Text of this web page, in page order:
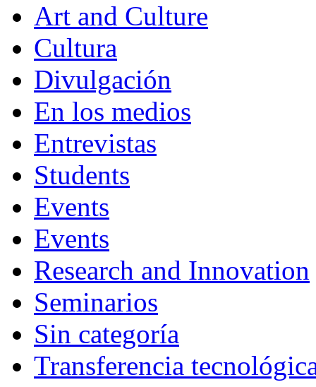
Art and Culture
Cultura
Divulgación
En los medios
Entrevistas
Students
Events
Events
Research and Innovation
Seminarios
Sin categoría
Transferencia